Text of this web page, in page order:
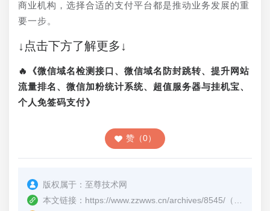
商业机构，选择合适的支付平台都是推动业务发展的重
要一步。
↓点击下方了解更多↓
🔥《微信域名检测接口、微信域名防封跳转、提升网站
流量排名、微信加粉统计系统、超值服务器与挂机宝、
个人免签码支付》
赞（0）
版权属于： 至尊技术网
本文链接： https://www.zzwws.cn/archives/8545/ （转载时请注明本文出处及文章链接）